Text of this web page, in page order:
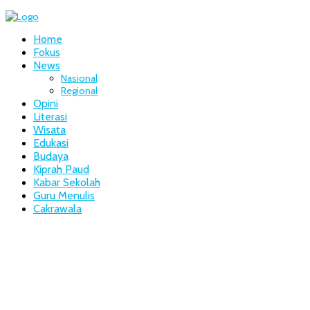
Home
Fokus
News
Nasional
Regional
Opini
Literasi
Wisata
Edukasi
Budaya
Kiprah Paud
Kabar Sekolah
Guru Menulis
Cakrawala